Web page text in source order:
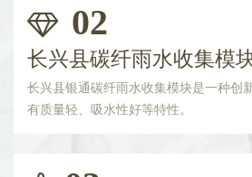
02
长兴县碳纤雨水收集模
长兴县银通碳纤雨水收集模块是一种创
有质量轻、吸水性好等特性。